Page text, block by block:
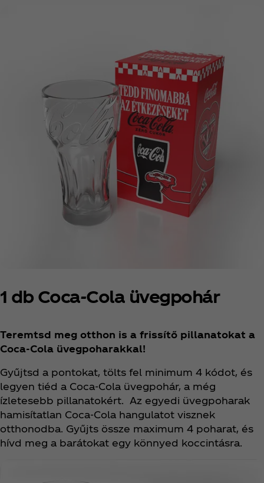
1 db Coca‑Cola üvegpohár
Teremtsd meg otthon is a frissítő pillanatokat a
Coca‑Cola üvegpoharakkal!
Gyűjtsd a pontokat, tölts fel minimum 4 kódot, és
legyen tiéd a Coca‑Cola üvegpohár, a még
ízletesebb pillanatokért. Az egyedi üvegpoharak
hamisítatlan Coca‑Cola hangulatot visznek
otthonodba. Gyűjts össze maximum 4 poharat, és
hívd meg a barátokat egy könnyed koccintásra.